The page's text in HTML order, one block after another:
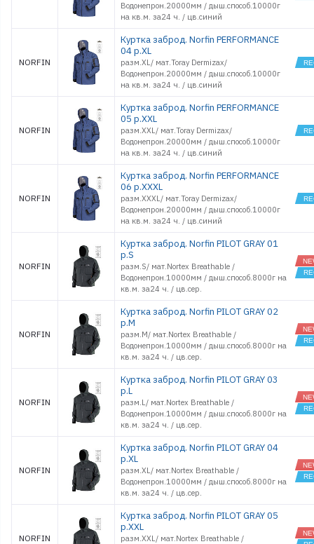
Водонепрон.20000мм / дыш.способ.10000г
на кв.м. за24 ч. / цв.синий
NORFIN
Куртка заброд. Norfin PERFORMANCE
04 р.XL
разм.XL/ мат.Toray Dermizax/
Водонепрон.20000мм / дыш.способ.10000г
на кв.м. за24 ч. / цв.синий
NORFIN
Куртка заброд. Norfin PERFORMANCE
05 р.XXL
разм.XXL/ мат.Toray Dermizax/
Водонепрон.20000мм / дыш.способ.10000г
на кв.м. за24 ч. / цв.синий
NORFIN
Куртка заброд. Norfin PERFORMANCE
06 р.XXXL
разм.XXXL/ мат.Toray Dermizax/
Водонепрон.20000мм / дыш.способ.10000г
на кв.м. за24 ч. / цв.синий
NORFIN
Куртка заброд. Norfin PILOT GRAY 01
р.S
разм.S/ мат.Nortex Breathable /
Водонепрон.10000мм / дыш.способ.8000г на
кв.м. за24 ч. / цв.сер.
NORFIN
Куртка заброд. Norfin PILOT GRAY 02
р.M
разм.M/ мат.Nortex Breathable /
Водонепрон.10000мм / дыш.способ.8000г на
кв.м. за24 ч. / цв.сер.
NORFIN
Куртка заброд. Norfin PILOT GRAY 03
р.L
разм.L/ мат.Nortex Breathable /
Водонепрон.10000мм / дыш.способ.8000г на
кв.м. за24 ч. / цв.сер.
NORFIN
Куртка заброд. Norfin PILOT GRAY 04
р.XL
разм.XL/ мат.Nortex Breathable /
Водонепрон.10000мм / дыш.способ.8000г на
кв.м. за24 ч. / цв.сер.
NORFIN
Куртка заброд. Norfin PILOT GRAY 05
р.XXL
разм.XXL/ мат.Nortex Breathable /